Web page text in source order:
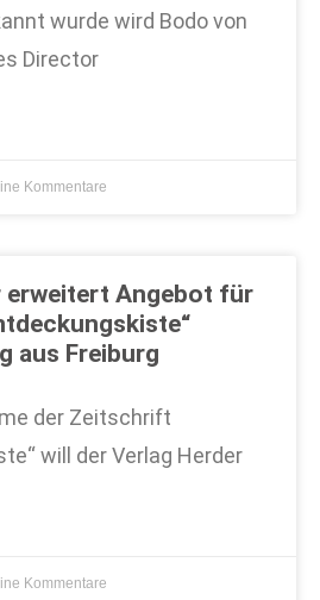
wurde wird Bodo von
Director
Kommentare
erweitert Angebot für
aus Freiburg
der Zeitschrift
will der Verlag Herder
Kommentare